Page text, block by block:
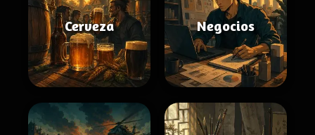
Cerveza Negocios